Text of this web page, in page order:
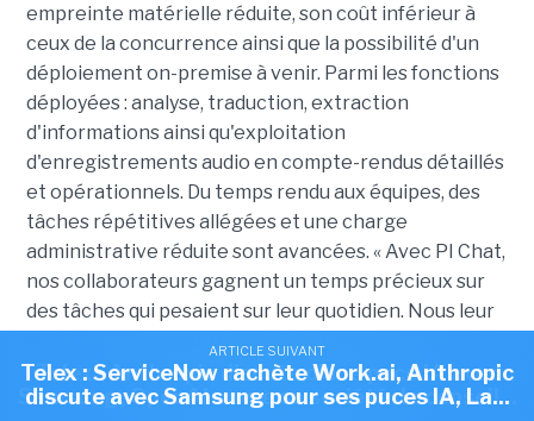
ARTICLE SUIVANT
Telex : Anthropic discute d'une puce IA avec
Samsung, OpenAI ouvre sa société de conseil...
empreinte matérielle réduite, son coût inférieur à
ceux de la concurrence ainsi que la possibilité d'un
déploiement on-premise à venir. Parmi les fonctions
déployées : analyse, traduction, extraction
d'informations ainsi qu'exploitation
d'enregistrements audio en compte-rendus détaillés
et opérationnels. Du temps rendu aux équipes, des
tâches répétitives allégées et une charge
administrative réduite sont avancées. « Avec PI Chat,
nos collaborateurs gagnent un temps précieux sur
des tâches qui pesaient sur leur quotidien. Nous leur
restant pleinement sous notre contrôle », a
expliqué Pierre-Yves Brault, chef de service
ARTICLE SUIVANT
Telex : ServiceNow rachète Work.ai, Anthropic
discute avec Samsung pour ses puces IA, La...